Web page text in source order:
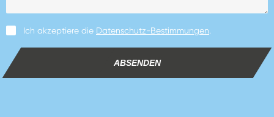
Ich akzeptiere die Datenschutz-Bestimmungen.
ABSENDEN